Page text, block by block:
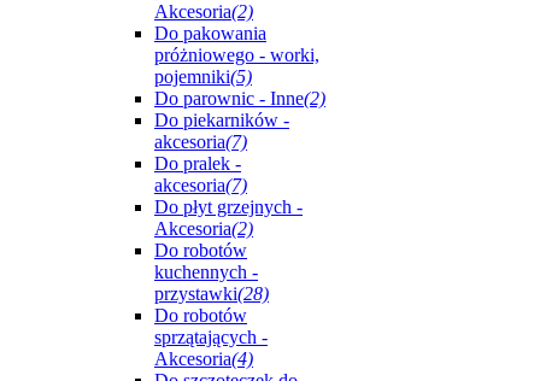
Akcesoria(2)
Do pakowania
próżniowego - worki,
pojemniki(5)
Do parownic - Inne(2)
Do piekarników -
akcesoria(7)
Do pralek -
akcesoria(7)
Do płyt grzejnych -
Akcesoria(2)
Do robotów
kuchennych -
przystawki(28)
Do robotów
sprzątających -
Akcesoria(4)